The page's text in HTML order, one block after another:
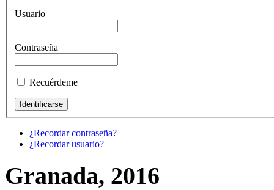
Usuario
Contraseña
Recuérdeme
¿Recordar contraseña?
¿Recordar usuario?
Granada, 2016